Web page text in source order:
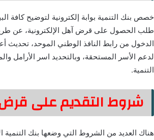
خصص بنك التنمية بوابة إلكترونية لتوضيح كافة
طلب الحصول على قرض آهل الإلكترونية، عن
الدخول من رابط النافذ الوطني الموحد، تحديث
لدعم الأسر المستحقة، وبالتحديد اسر
التنمية.
شروط التقديم على
هناك العديد من الشروط التي وضعها بنك